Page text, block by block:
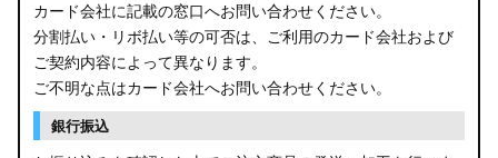
B44A/B45A B47A/B48A ルークス ハイウェイスター
JF3/4 N-BOX カスタム
JH3/4 N-WGN
カード会社に記載の窓口へお問い合わせください。
分割払い・リボ払い等の可否は、ご利用のカード会社および
ご契約内容によって異なります。
ご不明な点はカード会社へお問い合わせください。
銀行振込